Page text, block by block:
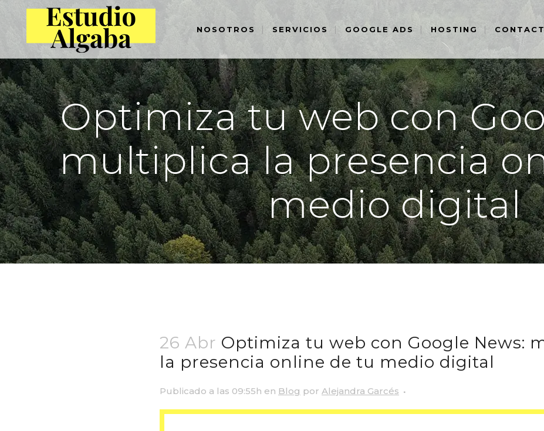
NOSOTROS SERVICIOS GOOGLE ADS HOSTING
Optimiza tu web con
multiplica la presencia
medio digital
26 Abr Optimiza tu web con Google News:
la presencia online de tu medio digital
Publicado a las 09:55h en Blog por Alejandra Garcés